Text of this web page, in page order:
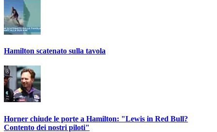
Hamilton scatenato sulla tavola
Horner chiude le porte a Hamilton: "Lewis in Red Bull?
Contento dei nostri piloti"